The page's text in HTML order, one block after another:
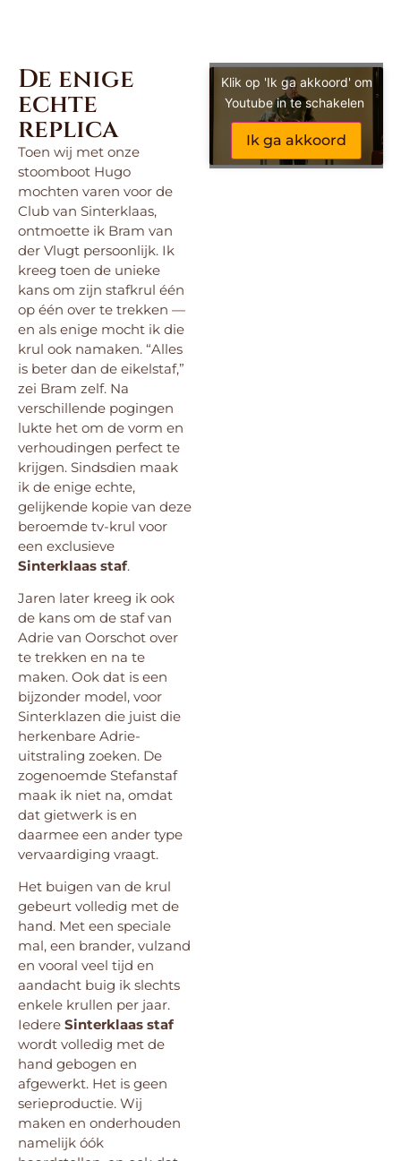
De enige
echte
replica
Toen wij met onze
stoomboot Hugo
mochten varen voor de
Club van Sinterklaas,
ontmoette ik Bram van
der Vlugt persoonlijk. Ik
kreeg toen de unieke
kans om zijn stafkrul één
op één over te trekken —
en als enige mocht ik die
krul ook namaken. “Alles
is beter dan de eikelstaf,”
zei Bram zelf. Na
verschillende pogingen
lukte het om de vorm en
verhoudingen perfect te
krijgen. Sindsdien maak
ik de enige echte,
gelijkende kopie van deze
beroemde tv-krul voor
een exclusieve
Sinterklaas staf.
Jaren later kreeg ik ook
de kans om de staf van
Adrie van Oorschot over
te trekken en na te
maken. Ook dat is een
bijzonder model, voor
Sinterklazen die juist die
herkenbare Adrie-
uitstraling zoeken. De
zogenoemde Stefanstaf
maak ik niet na, omdat
dat gietwerk is en
daarmee een ander type
vervaardiging vraagt.
Het buigen van de krul
gebeurt volledig met de
hand. Met een speciale
mal, een brander, vulzand
en vooral veel tijd en
aandacht buig ik slechts
enkele krullen per jaar.
Iedere Sinterklaas staf
wordt volledig met de
hand gebogen en
afgewerkt. Het is geen
serieproductie. Wij
maken en onderhouden
namelijk óók
Klik op 'Ik ga akkoord' om
Youtube in te schakelen
Ik ga akkoord